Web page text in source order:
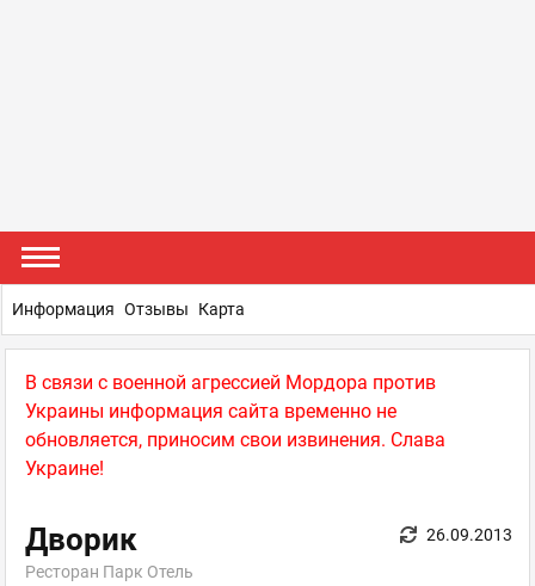
В связи с военной агрессией Мордора против
Украины информация сайта временно не
обновляется, приносим свои извинения. Слава
Украине!
Дворик
Ресторан Парк Отель
26.09.2013
Информация Отзывы Карта